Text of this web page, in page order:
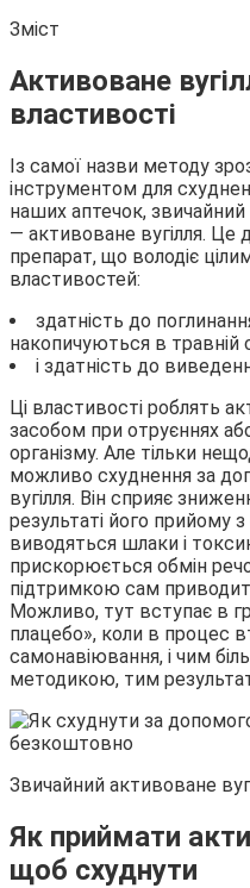
Зміст
Активоване
властивості
Із самої назви методу
інструментом для
наших аптечок,
— активоване вугілля. Це
препарат, що володіє
властивостей:
здатність до
накопичуються в травній
і здатність до
Ці властивості роблять
засобом при отруєннях
організму. Але тільки
можливо схуднення за
вугілля. Він сприяє
результаті його прийому
виводяться шлаки і
прискорюється обмін
підтримкою сам
Можливо, тут вступає в
плацебо», коли в процес
самонавіювання, і чим
методикою, тим
Звичайний активоване
Як приймати
щоб схуднути